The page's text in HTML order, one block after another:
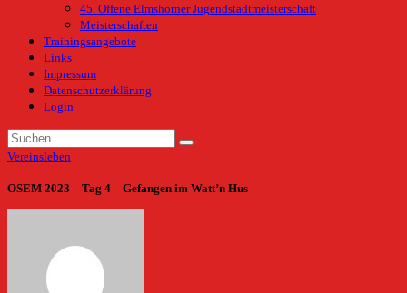
45. Offene Elmshorner Jugendstadtmeisterschaft
Meisterschaften
Trainingsangebote
Links
Impressum
Datenschutzerklärung
Login
Vereinsleben
OSEM 2023 – Tag 4 – Gefangen im Watt’n Hus